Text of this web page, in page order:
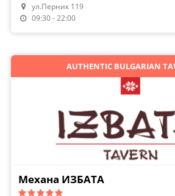
Поръчай Храна
ул.Перник 119
09:30 - 22:00
AUTHENTIC BULGARIAN
Механа ИЗБАТА